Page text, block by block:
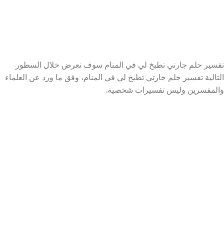
تفسير حلم جارتي تطبخ لي في المنام سوف نعرض خلال السطور
التالية تفسير حلم جارتي تطبخ لي في المنام، وفق ما ورد عن العلماء
والمفسرين وليس تفسيرات شخصية.